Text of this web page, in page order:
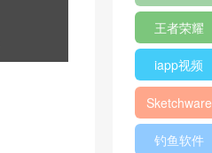
王者荣耀
iapp视频
Sketchware
钓鱼软件